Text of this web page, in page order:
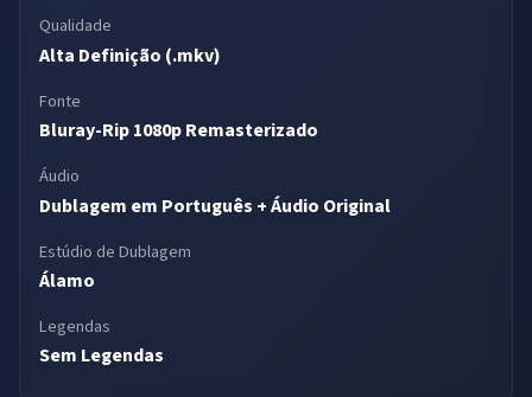
Qualidade
Alta Definição (.mkv)
Fonte
Bluray-Rip 1080p Remasterizado
Áudio
Dublagem em Português + Áudio Original
Estúdio de Dublagem
Álamo
Legendas
Sem Legendas